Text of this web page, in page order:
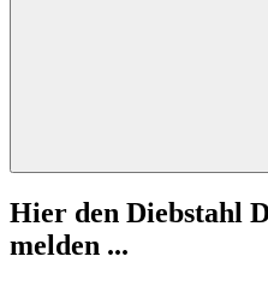
Suchen
Hier den Diebstahl
melden ...